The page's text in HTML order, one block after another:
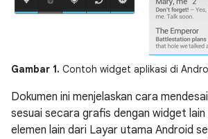
Gambar 1. Contoh widget aplikasi di
Dokumen ini menjelaskan cara
sesuai secara grafis dengan widget lain
elemen lain dari Layar utama Android